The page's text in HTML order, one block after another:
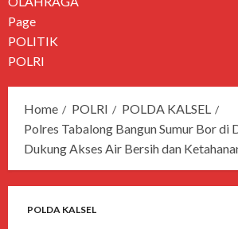
Page
POLITIK
POLRI
Home POLRI
POLDA KALSEL
Polres Tabalong Bangun Sumur Bor di
Dukung Akses Air Bersih dan
POLDA KALSEL